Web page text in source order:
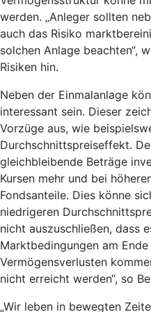
werden. „Anleger sollten
auch das Risiko
solchen Anlage beachten“,
Risiken hin.
Neben der Einmalanlage
interessant sein. Dieser
Vorzüge aus, wie
Durchschnittspreiseffekt.
gleichbleibende Beträge
Kursen mehr und bei
Fondsanteile. Dies könne
niedrigeren
nicht auszuschließen, dass
Marktbedingungen am
Vermögensverlusten
nicht erreicht werden“, so
„Wir leben in bewegten